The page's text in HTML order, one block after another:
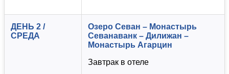
ДЕНЬ 2 /
СРЕДА
Озеро Севан – Монастырь
Севанаванк – Дилижан –
Монастырь Агарцин
Завтрак в отеле